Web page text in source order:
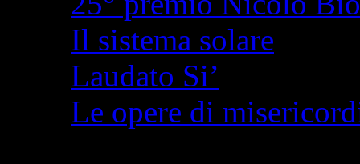
Il sistema solare
Laudato Si’
Le opere di